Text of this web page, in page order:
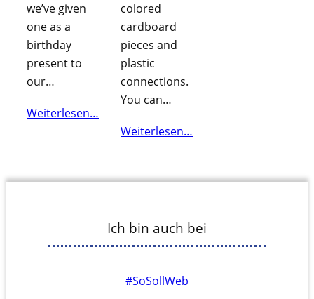
we’ve given
one as a
birthday
present to
our…
Weiterlesen…
colored
cardboard
pieces and
plastic
connections.
You can…
Weiterlesen…
Ich bin auch bei
#SoSollWeb